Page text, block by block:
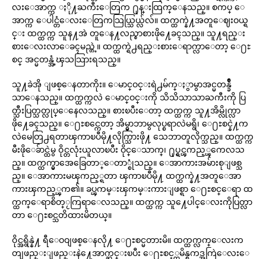
လးေအာက္က ႏို႔ႀကီးေတြက ႐ုန္းထြက္ေနသည္။ စကပ္ ေ
အာက္က ေပါင္တံေလးေတြကသြယ္သြယ္လ်လ်။ ထက္ထက္နဲ႔အတူေဈးဝယ္ရ
င္း ထက္ထက္က သူန႔အဲ တူေန႔လည္စာစားဖို႔ေခၚသည္။ သူ႔ရည္း
စားေလးလာေခၚမည္တဲ့။ ထက္ထက္ရဲ႕ရည္းစားေရာက္လာေတာ့ ေ႐ႊ
စင္ အင္မတန္အံ့ၾသသြားရသည္။
သူ႔ခဲအို ျဖစ္ေနတာကိုး။ ေမာင္ဝင္းရဲ႕မ်က္ႏွာမွာအင္မတန္ခ်ိဳ
သာေနသည္။ ထက္ထက္ကလဲ ေမာင္ဝင္းကို သိသိသာသာႀကီးကို ပြ
တ္သီးပြတ္သတ္လုပ္ေနေလသည္။ စားၿပီးေတာ့ ထက္ထက္က သူ႔အိမ္လိုက္လာ
ဖို႔ေခၚသည္။ ေ႐ႊစင္ကေတာ့ အိမ္မွာဘာမွလုပ္စရာလဲမရွိ၊ ေ႐ႊစင္နဲ႔က
လဲမေတြ႕ရတာၾကာၿပီမို႔လိုက္သြားဖို႔ သေဘာတူလိုက္သည္။ ထက္ထက္က
မီးဖိုေခ်ာင္ထဲမွ ဝိုင္တလုံးယူလာၿပီး ဝိုင္ေသာက္၊ ႐ုပ္ရွင္ၾကည့္ၾကေလသ
ည္။ ထက္ထက္မွာအေခြေတာ္ေတာ္စုံသည္။ ေအာကားအမ်ားစုျဖစ္သ
ည္။ ေအာကားမၾကည့္ရတာ ၾကာၿပီမို႔ ထက္ထက္နဲ႔အတူေအာ
ကားၾကည့္ၾက၏။ ခပ္ၾကမ္းၾကမ္းကားျဖစ္ရာ ေ႐ႊစင္ေရာ ထ
က္ထက္ေရာစိတ္ႂကြရာေလသည္။ ထက္ထက္က သူ႔ေပါင္ေလးကိုပြတ္လာ
တာ ေ႐ႊစင္သတိထားမိတယ္။
ဝိုင္အရွိန္နဲ႔ ရီေဝဝျဖစ္ေနလို႔ ေ႐ႊစင္မတားမိ။ ထက္ထက္လက္ေလးက
တျဖည္းျဖည္းနဲ႔ေအာက္ဆင္းၿပီး ေ႐ႊစင့္ထမိန္စကဒ္အကြဲေလးေ